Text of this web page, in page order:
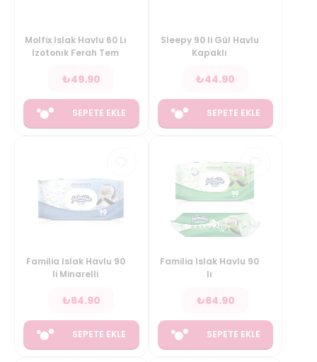
Molfix Islak Havlu 60 Lı
Izotonık Ferah Tem
₺49.90
SEPETE EKLE
Sleepy 90 li Gül Havlu
Kapaklı
₺44.90
SEPETE EKLE
Familia Islak Havlu 90
li Minarelli
₺64.90
SEPETE EKLE
Familia Islak Havlu 90
lı
₺64.90
SEPETE EKLE